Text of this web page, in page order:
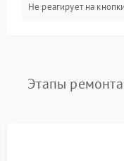
Не реагирует на кнопки
Этапы